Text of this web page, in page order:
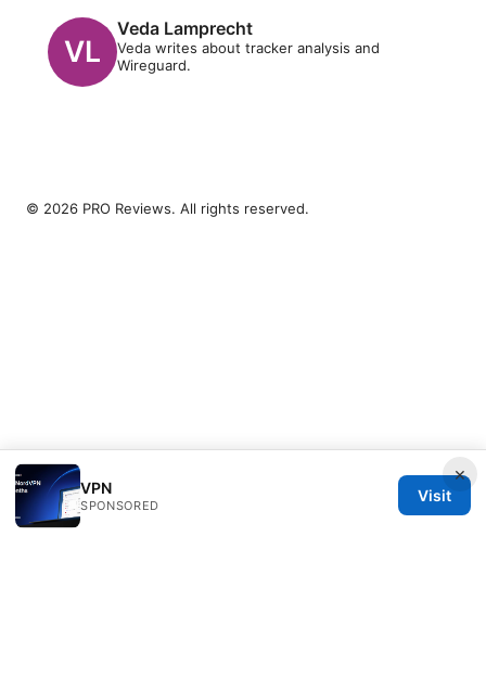
Veda Lamprecht
Veda writes about tracker analysis and
Wireguard.
×
VPN
SPONSORED
Visit
© 2026 PRO Reviews. All rights reserved.